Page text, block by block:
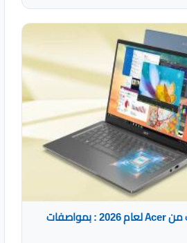
أفضل أجهزة اللاب توب من Acer لعام 2026 : بمواصفات